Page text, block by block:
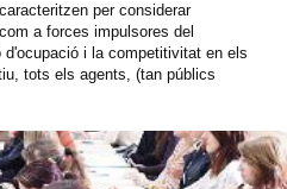
per considerar
a forces impulsores del
i la competitivitat en els
tots els agents, (tan públics